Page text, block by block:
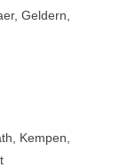
Geldern,
Kempen,